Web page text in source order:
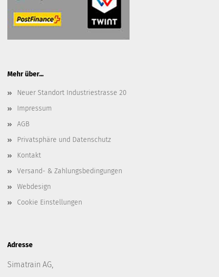
Mehr über...
Neuer Standort Industriestrasse 20
Impressum
AGB
Privatsphäre und Datenschutz
Kontakt
Versand- & Zahlungsbedingungen
Webdesign
Cookie Einstellungen
Adresse
Simatrain AG,